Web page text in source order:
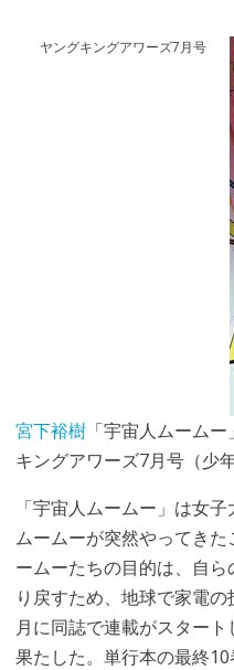
ヤングキングアワーズ7月号
宮下裕樹「宇宙人ムーム
キングアワーズ7月号（少
「宇宙人ムームー」は女
ムームーが突然やってき
ームーたちの目的は、自
り戻すため、地球で家電
月に同誌で連載がスター
果たした。単行本の最終10